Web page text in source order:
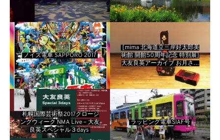
ノイズ電車 SAPPORO 2017
[mima 北海道立三岸好太郎美
術館 開館50周年記念 特別展]
大友良英アーカイブ お月さま
まで飛んでいく音 ＋ 三岸好太
郎ワークス 飛ビ出ス事ハ自由
ダ
札幌国際芸術祭2017クロージ
ングウィーク NMA Live－大友
良英スペシャル３days
ラッピング電車SIAF号